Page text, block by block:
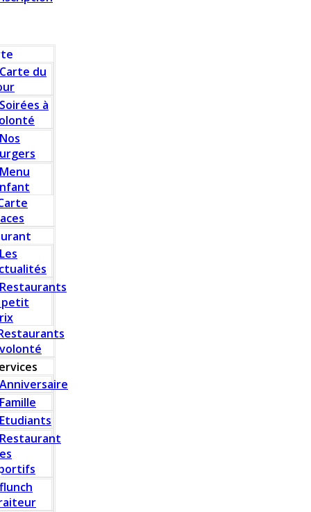
Carte du
Soirées à
Nos
Menu
Les
Restaurants
petit
Anniversaire
Famille
Etudiants
Restaurant
flunch